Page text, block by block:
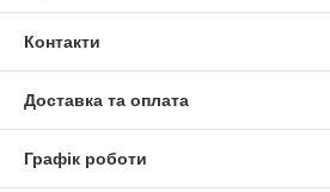
Контакти
Доставка та оплата
Графік роботи